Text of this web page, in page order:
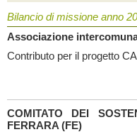
Bilancio di missione anno
Associazione
Contributo per il progetto
COMITATO DEI
FERRARA (FE)